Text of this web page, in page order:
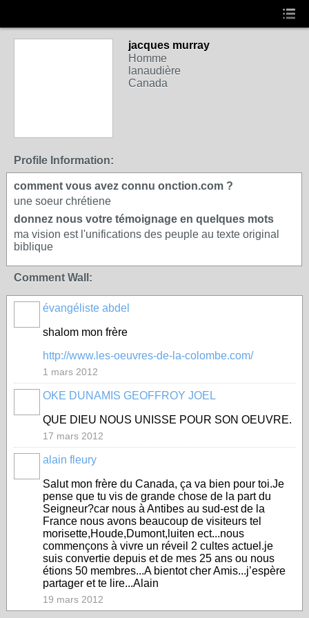
jacques murray
Homme
lanaudière
Canada
Profile Information:
comment vous avez connu onction.com ?
une soeur chrétiene
donnez nous votre témoignage en quelques mots
ma vision est l'unifications des peuple au texte original
biblique
Comment Wall:
évangéliste abdel
shalom mon frère
http://www.les-oeuvres-de-la-colombe.com/
1 mars 2012
OKE DUNAMIS GEOFFROY JOEL
QUE DIEU NOUS UNISSE POUR SON OEUVRE.
17 mars 2012
alain fleury
Salut mon frère du Canada, ça va bien pour toi.Je
pense que tu vis de grande chose de la part du
Seigneur?car nous à Antibes au sud-est de la
France nous avons beaucoup de visiteurs tel
morisette,Houde,Dumont,luiten ect...nous
commençons à vivre un réveil 2 cultes actuel.je
suis convertie depuis et de mes 25 ans ou nous
étions 50 membres...A bientot cher Amis...j’espère
partager et te lire...Alain
19 mars 2012